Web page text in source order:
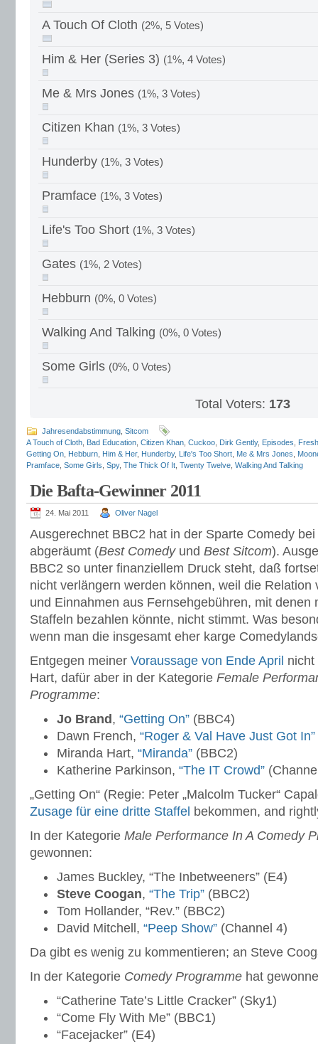
A Touch Of Cloth (2%, 5 Votes)
Him & Her (Series 3) (1%, 4 Votes)
Me & Mrs Jones (1%, 3 Votes)
Citizen Khan (1%, 3 Votes)
Hunderby (1%, 3 Votes)
Pramface (1%, 3 Votes)
Life's Too Short (1%, 3 Votes)
Gates (1%, 2 Votes)
Hebburn (0%, 0 Votes)
Walking And Talking (0%, 0 Votes)
Some Girls (0%, 0 Votes)
Total Voters: 173
Jahresendabstimmung Sitcom
A Touch of Cloth Bad Education Citizen Khan Cuckoo Dirk Gently, Episodes
Getting On Hebburn Him & Her, Hunderby, Life's Too Short Me & Mrs Jones
Pramface Some Girls Spy, The Thick Of It Twenty Twelve Walking And Talking
Die Bafta-Gewinner 2011
24. Mai 2011 Oliver Nagel
Ausgerechnet BBC2 hat in der Sparte Comedy
abgeräumt (Best Comedyund Best Sitcom).
BBC2 so unter finanziellem Druck steht, daß
nicht verlängern werden können, weil die Relation
und Einnahmen aus Fernsehgebühren, mit denen
Staffeln bezahlen könnte, nicht stimmt. Was
wenn man die insgesamt eher karge
Entgegen meiner Voraussage von Ende April nicht
Hart, dafür aber in der Kategorie Female
Programme:
Jo Brand , “Getting On” (BBC4)
Dawn French, “Roger & Val Have Just Got In”
Miranda Hart, “Miranda” (BBC2)
Katherine Parkinson, “The IT Crowd”
„Getting On“ (Regie: Peter „Malcolm Tucker“
Zusage für eine dritte Staffel bekommen, and
In der Kategorie Male Performance In A Comedy
gewonnen:
James Buckley, “The Inbetweeners” (E4)
Steve Coogan, “The Trip” (BBC2)
Tom Hollander, “Rev.” (BBC2)
David Mitchell, “Peep Show” (Channel 4)
Da gibt es wenig zu kommentieren; an Steve
In der Kategorie Comedy Programme hat
“Catherine Tate’s Little Cracker” (Sky1)
“Come Fly With Me” (BBC1)
“Facejacker” (E4)